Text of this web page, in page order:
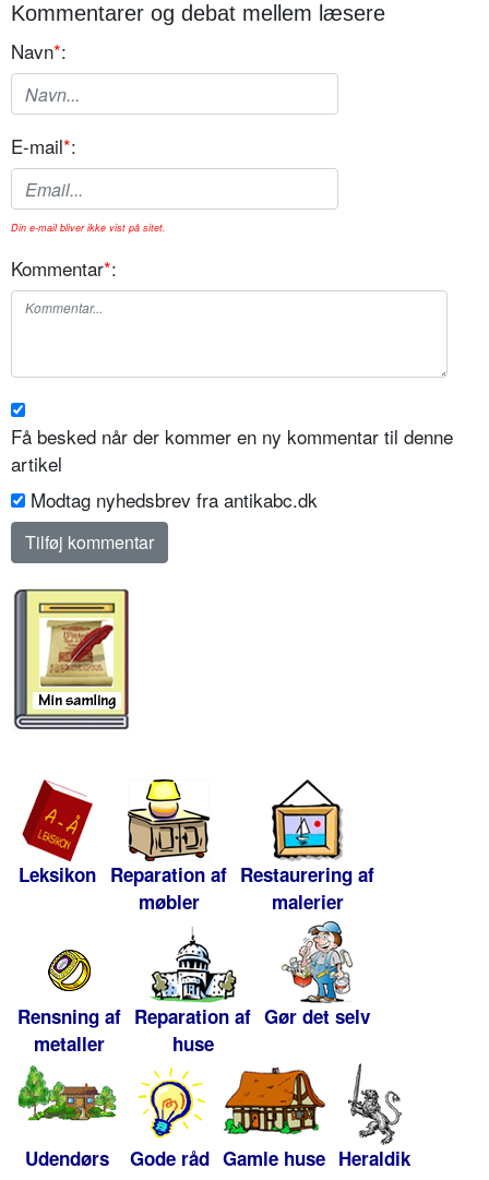
Kommentarer og debat mellem læsere
Navn*:
E-mail*:
Din e-mail bliver ikke vist på sitet.
Kommentar*:
Få besked når der kommer en ny kommentar til denne
artikel
Modtag nyhedsbrev fra antikabc.dk
Leksikon Reparation af
møbler
Restaurering af
malerier
Rensning af
metaller
Reparation af
huse
Gør det selv
Udendørs Gode råd Gamle huse Heraldik